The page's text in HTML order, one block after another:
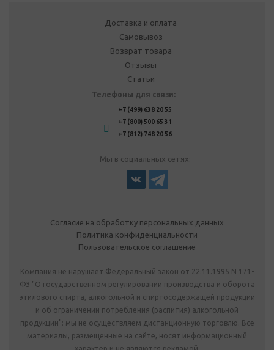
Доставка и оплата
Самовывоз
Возврат товара
Отзывы
Статьи
Телефоны для связи:
+7 (499) 638 20 55
+7 (800) 500 65 31
+7 (812) 748 20 56
Мы в социальных сетях:
Согласие на обработку персональных данных
Политика конфиденциальности
Пользовательское соглашение
Компания не нарушает Федеральный закон от 22.11.1995 N 171-
ФЗ "О государственном регулировании производства и оборота
этилового спирта, алкогольной и спиртосодержащей продукции
и об ограничении потребления (распития) алкогольной
продукции": мы не осуществляем дистанционную торговлю. Все
материалы, размещенные на сайте, носят информационный